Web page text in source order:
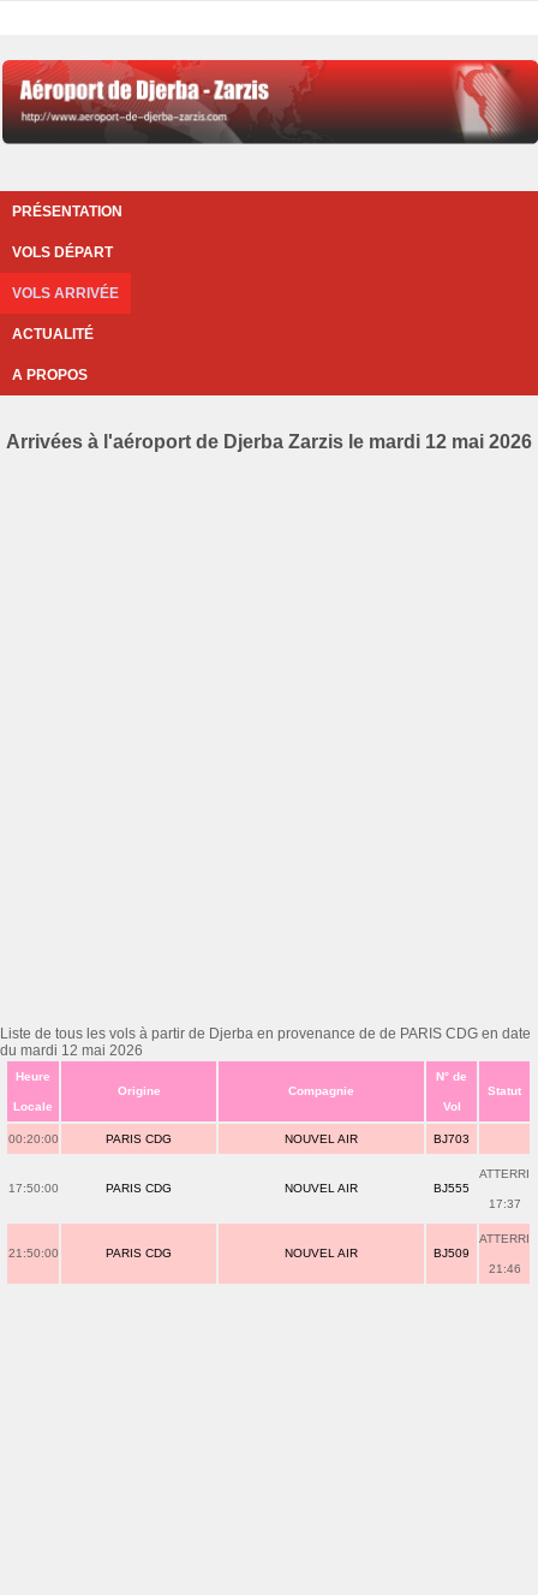
PRÉSENTATION
VOLS DÉPART
VOLS ARRIVÉE
ACTUALITÉ
A PROPOS
Arrivées à l'aéroport de Djerba Zarzis le mardi 12 mai 2026
Liste de tous les vols à partir de Djerba en provenance de de PARIS CDG en date
du mardi 12 mai 2026
Heure
Locale
Origine Compagnie
N° de
Vol
Statut
00:20:00 PARIS CDG NOUVEL AIR BJ703
17:50:00 PARIS CDG NOUVEL AIR BJ555
ATTERRI
17:37
21:50:00 PARIS CDG NOUVEL AIR BJ509
ATTERRI
21:46